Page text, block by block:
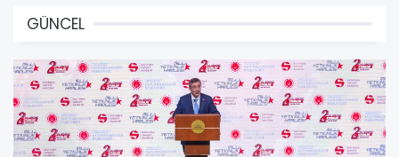
GÜNCEL